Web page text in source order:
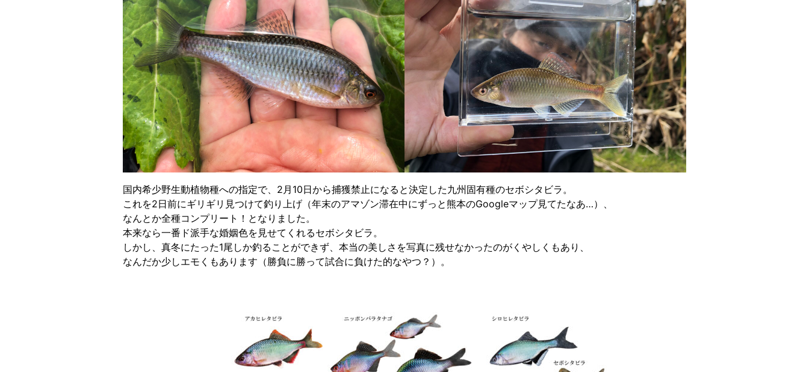
国内希少野生動植物種への指定で、2月10日から捕獲禁止になると決定した九州固有種のセボシタビラ。
これを2日前にギリギリ見つけて釣り上げ（年末のアマゾン滞在中にずっと熊本のGoogleマップ見てたなあ…）、
なんとか全種コンプリート！となりました。
本来なら一番ド派手な婚姻色を見せてくれるセボシタビラ。
しかし、真冬にたった1尾しか釣ることができず、本当の美しさを写真に残せなかったのがくやしくもあり、
なんだか少しエモくもあります（勝負に勝って試合に負けた的なやつ？）。